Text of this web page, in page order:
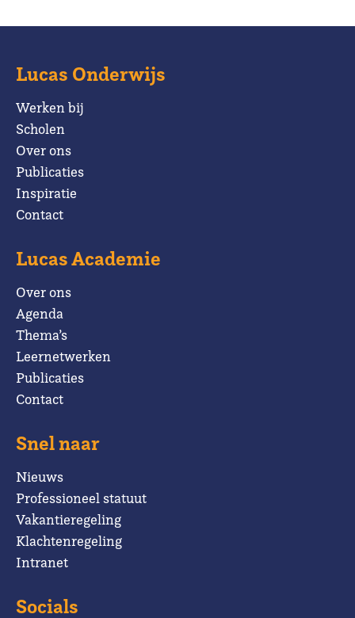
Lucas Onderwijs
Werken bij
Scholen
Over ons
Publicaties
Inspiratie
Contact
Lucas Academie
Over ons
Agenda
Thema’s
Leernetwerken
Publicaties
Contact
Snel naar
Nieuws
Professioneel statuut
Vakantieregeling
Klachtenregeling
Intranet
Socials